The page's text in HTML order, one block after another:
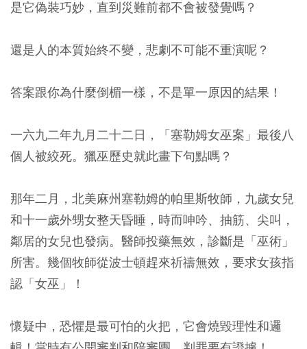
是它偽裝巧妙，直到災難前都不會被發覺嗎？
還是人的本質始終不變，悲劇不可能不重演呢？
答案跟你為什麼倒楣一樣，不是單一原因的結果！
一六九二年九月二十二日，「塞勒姆女巫案」最後八
個人被絞死。獵巫歷史就此畫下句點嗎？
那年二月，北美麻州塞勒姆的帕里斯牧師，九歲女兒
和十一歲外甥女整天昏睡，時而呻吟、抽筋、尖叫，
鄰居的女兒也發病。醫師投藥無效，診斷是「巫術」
所害。幾個牧師從波士頓趕來祈禱無效，要求女孩指
認「女巫」！
懷疑中，恐懼是最可怕的火把，它會燒毀理性和邏